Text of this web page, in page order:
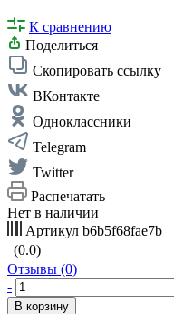
К сравнению
Поделиться
Скопировать ссылку
ВКонтакте
Одноклассники
Telegram
Twitter
Распечатать
Нет в наличии
Артикул b6b5f68fae7b
(0.0)
Отзывы (0)
-
В корзину